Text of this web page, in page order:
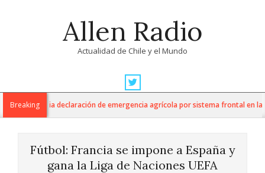
Allen Radio
Actualidad de Chile y el Mundo
Navigation
MenuBreaking
anuncia declaración de emergencia agrícola por sistema frontal en la
Fútbol: Francia se impone a España y
gana la Liga de Naciones UEFA